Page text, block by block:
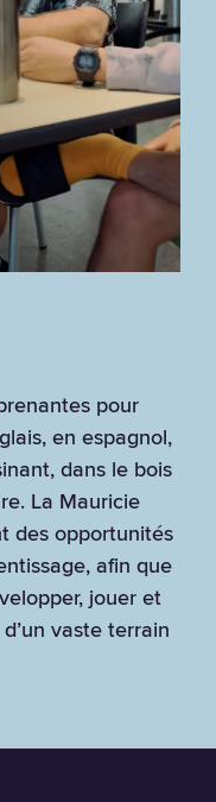
pour
en espagnol,
dans le bois
La Mauricie
des opportunités
afin que
jouer et
vaste terrain